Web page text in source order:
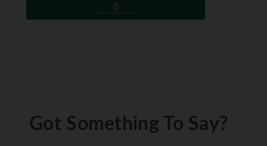
Got Something To Say?